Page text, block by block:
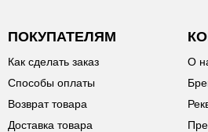
ПОКУПАТЕЛЯМ
Как сделать заказ
Способы оплаты
Возврат товара
Доставка товара
О